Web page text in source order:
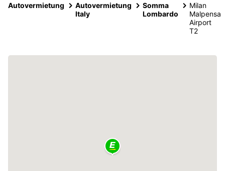
Autovermietung
Autovermietung
Italy
Somma
Lombardo
Milan
Malpensa
Airport
T2